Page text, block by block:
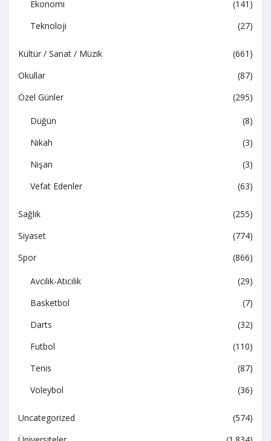
Ekonomi
(141)
Teknoloji
(27)
Kültür / Sanat / Müzik
(661)
Okullar
(87)
Özel Günler
(295)
Düğün
(8)
Nikah
(3)
Nişan
(3)
Vefat Edenler
(63)
Sağlık
(255)
Siyaset
(774)
Spor
(866)
Avcılık-Atıcılık
(29)
Basketbol
(7)
Darts
(32)
Futbol
(110)
Tenis
(87)
Voleybol
(36)
Uncategorized
(574)